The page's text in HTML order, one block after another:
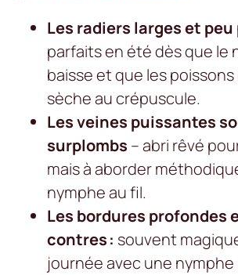
Les radiers larges et
parfaits en été dès que le
baisse et que les
sèche au crépuscule.
Les veines puissantes
surplombs – abri rêvé
mais à aborder
nymphe au fil.
Les bordures profondes
contres : souvent
journée avec une